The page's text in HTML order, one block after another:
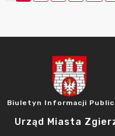
Biuletyn Informacji
Urząd Miasta